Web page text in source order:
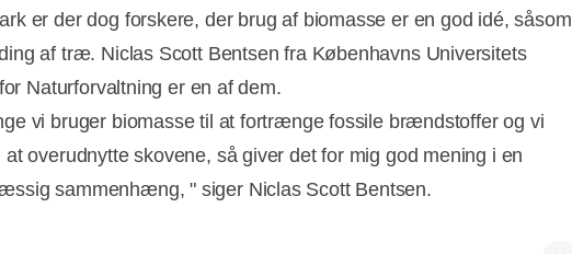
er der dog forskere, der brug af biomasse er en god idé, såsom
af træ. Niclas Scott Bentsen fra Københavns Universitets
Naturforvaltning er en af dem.
vi bruger biomasse til at fortrænge fossile brændstoffer og vi
at overudnytte skovene, så giver det for mig god mening i en
sammenhæng, " siger Niclas Scott Bentsen.